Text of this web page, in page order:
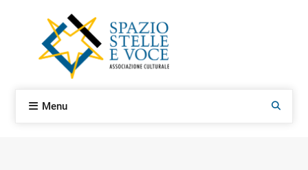
Menu Search